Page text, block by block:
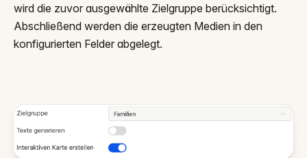
wird die zuvor ausgewählte Zielgruppe berücksichtigt.
Abschließend werden die erzeugten Medien in den
konfigurierten Felder abgelegt.